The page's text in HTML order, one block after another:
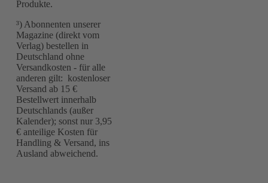
Produkte.
³) Abonnenten unserer
Magazine (direkt vom
Verlag) bestellen in
Deutschland ohne
Versandkosten - für alle
anderen gilt: kostenloser
Versand ab 15 €
Bestellwert innerhalb
Deutschlands (außer
Kalender); sonst nur 3,95
€ anteilige Kosten für
Handling & Versand, ins
Ausland abweichend.